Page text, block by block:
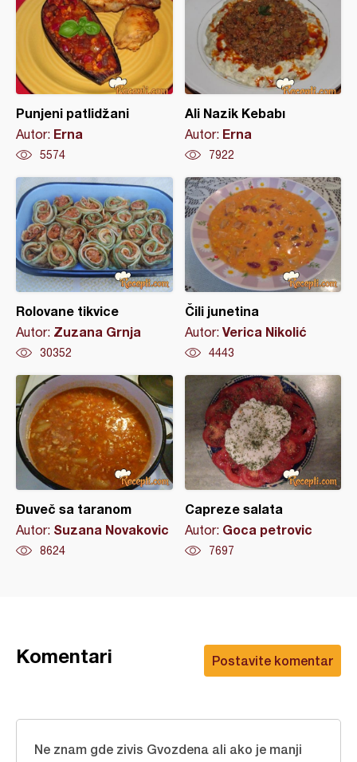
Punjeni patlidžani
Autor: Erna
5574
Ali Nazik Kebabı
Autor: Erna
7922
Rolovane tikvice
Autor: Zuzana Grnja
30352
Čili junetina
Autor: Verica Nikolić
4443
Đuveč sa taranom
Autor: Suzana Novakovic
8624
Capreze salata
Autor: Goca petrovic
7697
Postavite komentar
Komentari
Ne znam gde zivis Gvozdena ali ako je manji